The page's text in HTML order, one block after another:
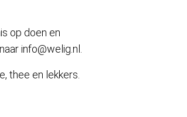
op doen en
info@welig.nl.
thee en lekkers.